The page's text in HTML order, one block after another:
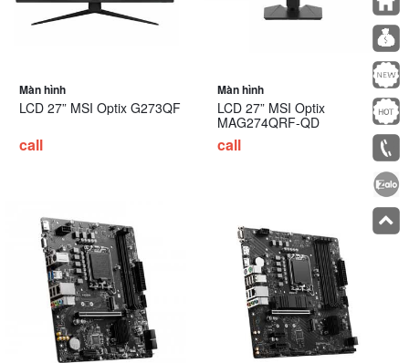
Màn hình
LCD 27” MSI Optix G273QF
call
Màn hình
LCD 27” MSI Optix
MAG274QRF-QD
call